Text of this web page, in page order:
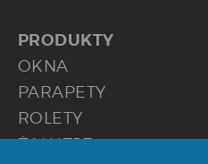
PRODUKTY
OKNA
PARAPETY
ROLETY